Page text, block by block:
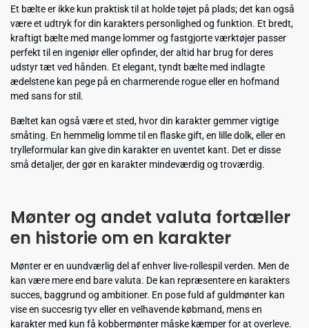
Et bælte er ikke kun praktisk til at holde tøjet på plads; det kan også
være et udtryk for din karakters personlighed og funktion. Et bredt,
kraftigt bælte med mange lommer og fastgjorte værktøjer passer
perfekt til en ingeniør eller opfinder, der altid har brug for deres
udstyr tæt ved hånden. Et elegant, tyndt bælte med indlagte
ædelstene kan pege på en charmerende rogue eller en hofmand
med sans for stil.
Bæltet kan også være et sted, hvor din karakter gemmer vigtige
småting. En hemmelig lomme til en flaske gift, en lille dolk, eller en
trylleformular kan give din karakter en uventet kant. Det er disse
små detaljer, der gør en karakter mindeværdig og troværdig.
Mønter og andet valuta fortæller
en historie om en karakter
Mønter er en uundværlig del af enhver live-rollespil verden. Men de
kan være mere end bare valuta. De kan repræsentere en karakters
succes, baggrund og ambitioner. En pose fuld af guldmønter kan
vise en succesrig tyv eller en velhavende købmand, mens en
karakter med kun få kobbermønter måske kæmper for at overleve.